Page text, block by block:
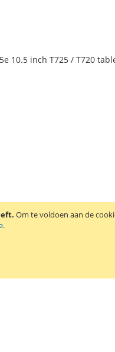
Om te voldoen aan de
.
10.5 inch T725 / T720